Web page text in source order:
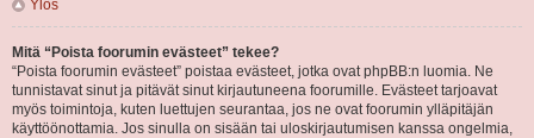
Ylös
Mitä “Poista foorumin evästeet” tekee?
“Poista foorumin evästeet” poistaa evästeet, jotka ovat phpBB:n luomia. Ne
tunnistavat sinut ja pitävät sinut kirjautuneena foorumille. Evästeet tarjoavat
myös toimintoja, kuten luettujen seurantaa, jos ne ovat foorumin ylläpitäjän
käyttöönottamia. Jos sinulla on sisään tai uloskirjautumisen kanssa ongelmia,